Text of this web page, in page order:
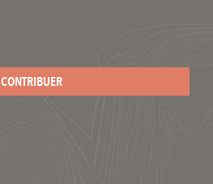
CONTRIBUER